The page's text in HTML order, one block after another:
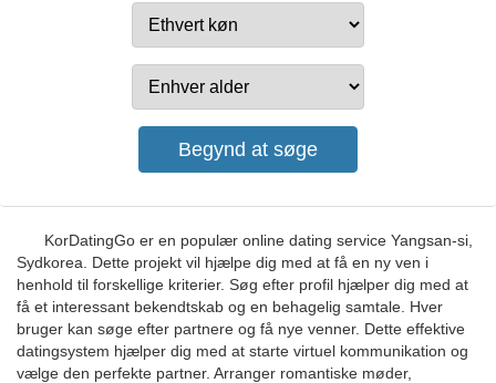
KorDatingGo er en populær online dating service Yangsan-si,
Sydkorea. Dette projekt vil hjælpe dig med at få en ny ven i
henhold til forskellige kriterier. Søg efter profil hjælper dig med at
få et interessant bekendtskab og en behagelig samtale. Hver
bruger kan søge efter partnere og få nye venner. Dette effektive
datingsystem hjælper dig med at starte virtuel kommunikation og
vælge den perfekte partner. Arranger romantiske møder,